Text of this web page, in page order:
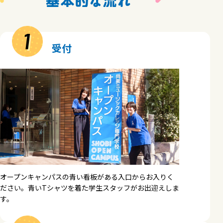
1 受付
オープンキャンパスの青い看板がある入口からお入りく
ださい。青いTシャツを着た学生スタッフがお出迎えしま
す。